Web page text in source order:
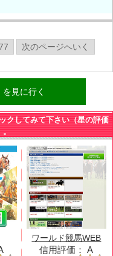
次のページへいく
見に行く
クしてみて下さい（星の評価
。
ワールド競馬WEB
信用評価：
A